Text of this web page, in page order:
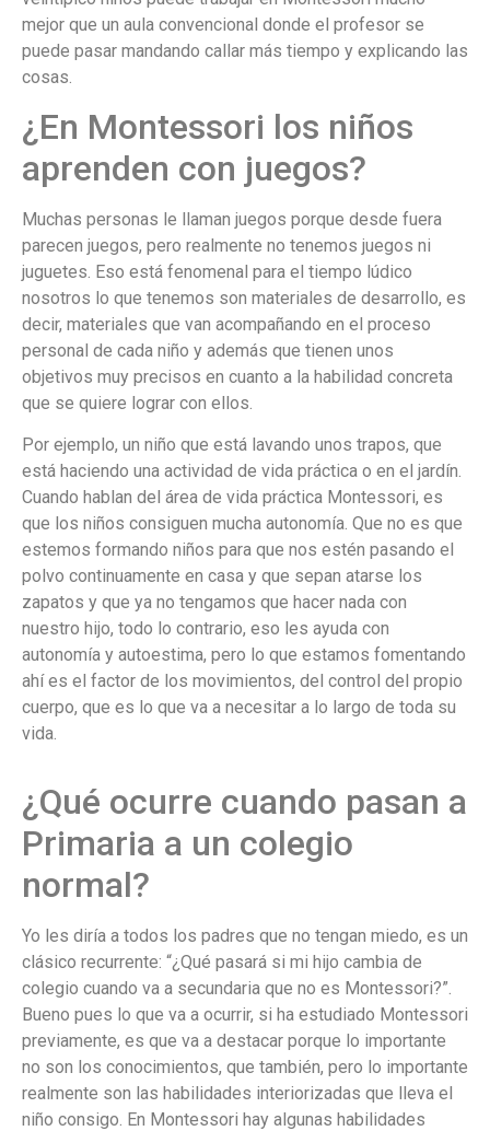
mejor que un aula convencional donde el profesor se
puede pasar mandando callar más tiempo y explicando las
cosas.
¿En Montessori los niños
aprenden con juegos?
Muchas personas le llaman juegos porque desde fuera
parecen juegos, pero realmente no tenemos juegos ni
juguetes. Eso está fenomenal para el tiempo lúdico
nosotros lo que tenemos son materiales de desarrollo, es
decir, materiales que van acompañando en el proceso
personal de cada niño y además que tienen unos
objetivos muy precisos en cuanto a la habilidad concreta
que se quiere lograr con ellos.
Por ejemplo, un niño que está lavando unos trapos, que
está haciendo una actividad de vida práctica o en el jardín.
Cuando hablan del área de vida práctica Montessori, es
que los niños consiguen mucha autonomía. Que no es que
estemos formando niños para que nos estén pasando el
polvo continuamente en casa y que sepan atarse los
zapatos y que ya no tengamos que hacer nada con
nuestro hijo, todo lo contrario, eso les ayuda con
autonomía y autoestima, pero lo que estamos fomentando
ahí es el factor de los movimientos, del control del propio
cuerpo, que es lo que va a necesitar a lo largo de toda su
vida.
¿Qué ocurre cuando pasan a
Primaria a un colegio
normal?
Yo les diría a todos los padres que no tengan miedo, es un
clásico recurrente: “¿Qué pasará si mi hijo cambia de
colegio cuando va a secundaria que no es Montessori?”.
Bueno pues lo que va a ocurrir, si ha estudiado Montessori
previamente, es que va a destacar porque lo importante
no son los conocimientos, que también, pero lo importante
realmente son las habilidades interiorizadas que lleva el
niño consigo. En Montessori hay algunas habilidades